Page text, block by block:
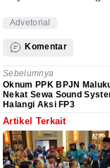
Advetorial
Komentar
Sebelumnya
Oknum PPK BPJN
Nekat Sewa Sound
Halangi Aksi FP3
Artikel Terkait